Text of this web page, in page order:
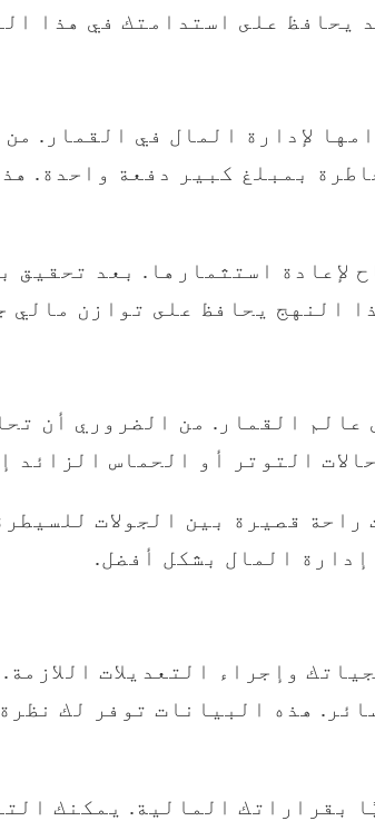
يحافظ على استدامتك في هذا
لإدارة المال في القمار.
بمبلغ كبير دفعة واحدة.
لإعادة استثمارها. بعد تحقيق
النهج يحافظ على توازن مالي
القمار. من الضروري أن
التوتر أو الحماس الزائد
قصيرة بين الجولات
إدارة المال بشكل أفضل.
وإجراء التعديلات
هذه البيانات توفر لك
بقراراتك المالية. يمكنك